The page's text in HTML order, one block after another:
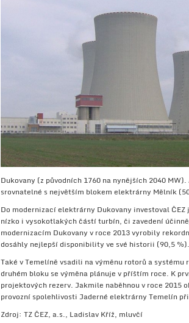
Dukovany (z původních 1760 na nynějších 2040
srovnatelné s největším blokem elektrárny Mělník
Do modernizací elektrárny Dukovany investoval
nízko i vysokotlakých částí turbín, či zavedení
modernizacím Dukovany v roce 2013 vyrobily
dosáhly nejlepší disponibility ve své historii (90,5 %).
Také v Temelíně vsadili na výměnu rotorů a
druhém bloku se výměna plánuje v příštím roce. K
projektových rezerv. Jakmile naběhnou v roce 2015
provozní spolehlivosti Jaderné elektrárny Temelín
Zdroj: TZ ČEZ, a.s., Ladislav Kříž, mluvčí